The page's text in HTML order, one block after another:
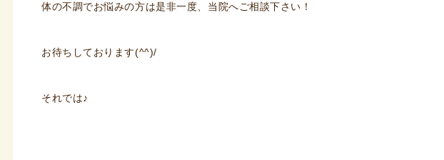
体の不調でお悩みの方は是非一度、当院へご相談下さい！
お待ちしております(^^)/
それでは♪